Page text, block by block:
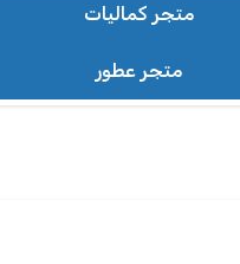
متجر كماليات
متجر عطور